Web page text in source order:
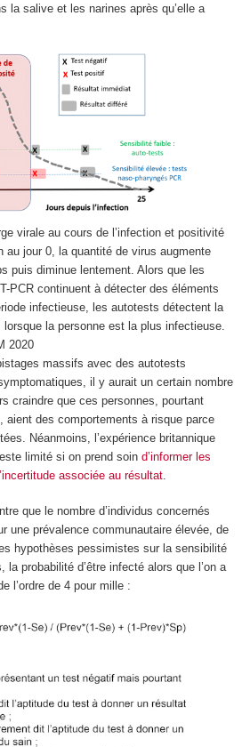
la salive et les narines après qu’elle a
virale au cours de l’infection et positivité
au jour 0, la quantité de virus augmente
puis diminue lentement. Alors que les
PCR continuent à détecter des éléments
infectieuse, les autotests détectent la
la personne est la plus infectieuse.
2020
massifs avec des autotests
il y aurait un certain nombre
craindre que ces personnes, pourtant
aient des comportements à risque parce
Néanmoins, l’expérience britannique
limité si on prend soin d’informer les
associée au résultat.
que le nombre d’individus concernés
une prévalence communautaire élevée, de
hypothèses pessimistes sur la sensibilité
probabilité d’être infecté alors que l’on a
l’ordre de 4 pour mille :